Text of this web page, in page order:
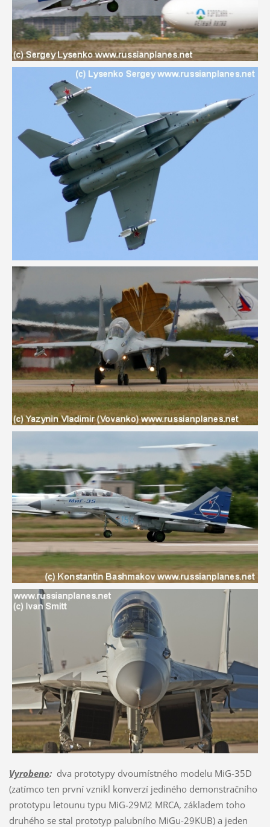
Vyrobeno:dva prototypy dvoumístného modelu MiG-35D
(zatímco ten první vznikl konverzí jediného demonstračního
prototypu letounu typu MiG-29M2 MRCA, základem toho
druhého se stal prototyp palubního MiGu-29KUB) a jeden